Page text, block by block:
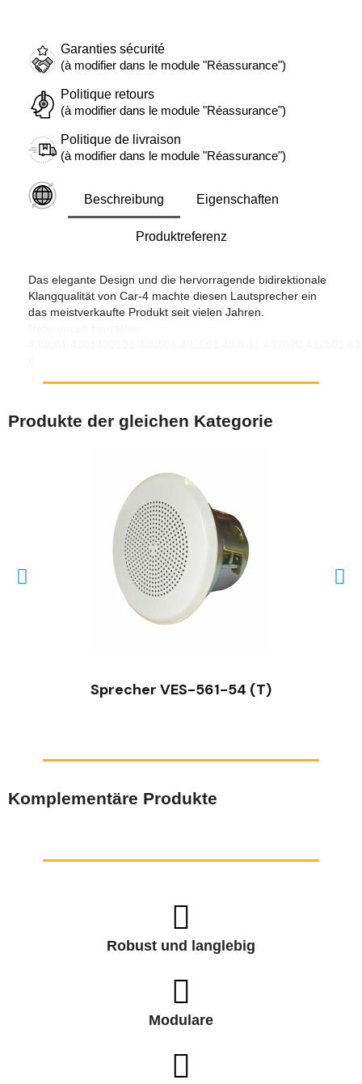
Garanties sécurité
(à modifier dans le module "Réassurance")
Politique retours
(à modifier dans le module "Réassurance")
Politique de livraison
(à modifier dans le module "Réassurance")
Beschreibung Eigenschaften
Produktreferenz
Das elegante Design und die hervorragende bidirektionale
Klangqualität von Car-4 machte diesen Lautsprecher ein
das meistverkaufte Produkt seit vielen Jahren.
Produkte der gleichen Kategorie
Sprecher VES-561-54 (T)
Komplementäre Produkte
Robust und langlebig
Modulare